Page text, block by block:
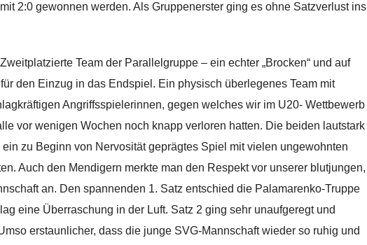
2:0 gewonnen werden. Als Gruppenerster ging es ohne Satzverlust ins
Team der Parallelgruppe – ein echter „Brocken“ und auf
den Einzug in das Endspiel. Ein physisch überlegenes Team mit
Angriffsspielerinnen, gegen welches wir im U20- Wettbewerb
vor wenigen Wochen noch knapp verloren hatten. Die beiden lautstark
zu Beginn von Nervosität geprägtes Spiel mit vielen ungewohnten
Auch den Mendigern merkte man den Respekt vor unserer blutjungen,
an. Den spannenden 1. Satz entschied die Palamarenko-Truppe
eine Überraschung in der Luft. Satz 2 ging sehr unaufgeregt und
erstaunlicher, dass die junge SVG-Mannschaft wieder so ruhig und